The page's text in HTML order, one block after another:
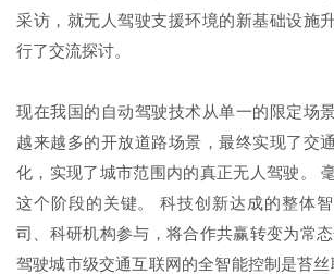
采访，就无人驾驶支援环境的新基础设施
行了交流探讨。
现在我国的自动驾驶技术从单一的限定场
越来越多的开放道路场景，最终实现了交
化，实现了城市范围内的真正无人驾驶。
这个阶段的关键。 科技创新达成的整体
司、科研机构参与，将合作共赢转变为常
驾驶城市级交通互联网的全智能控制是苔